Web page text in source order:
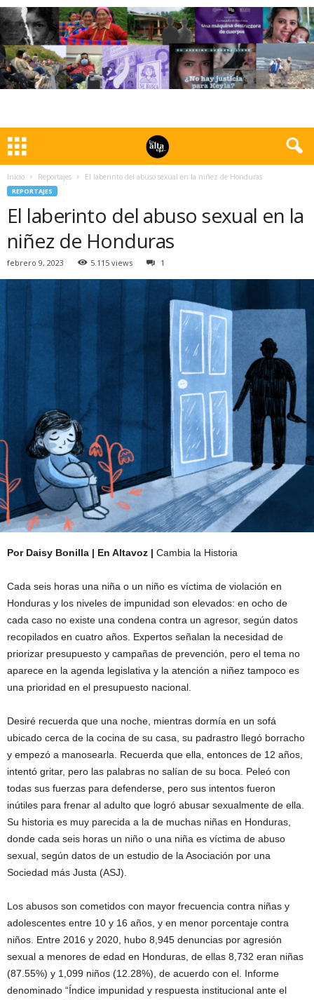
Inicio Reportajes El laberinto del abuso sexual en la niñez de Honduras
REPORTAJES
El laberinto del abuso sexual en la
niñez de Honduras
febrero 9, 2023 5.115 views 1
Por Daisy Bonilla | En Altavoz | Cambia la Historia
Cada seis horas una niña o un niño es víctima de violación en
Honduras y los niveles de impunidad son elevados: en ocho de
cada caso no existe una condena contra un agresor, según datos
recopilados en cuatro años. Expertos señalan la necesidad de
priorizar presupuesto y campañas de prevención, pero el tema no
aparece en la agenda legislativa y la atención a niñez tampoco es
una prioridad en el presupuesto nacional.
Desiré recuerda que una noche, mientras dormía en un sofá
ubicado cerca de la cocina de su casa, su padrastro llegó borracho
y empezó a manosearla. Recuerda que ella, entonces de 12 años,
intentó gritar, pero las palabras no salían de su boca. Peleó con
todas sus fuerzas para defenderse, pero sus intentos fueron
inútiles para frenar al adulto que logró abusar sexualmente de ella.
Su historia es muy parecida a la de muchas niñas en Honduras,
donde cada seis horas un niño o una niña es víctima de abuso
sexual, según datos de un estudio de la Asociación por una
Sociedad más Justa (ASJ).
Los abusos son cometidos con mayor frecuencia contra niñas y
adolescentes entre 10 y 16 años, y en menor porcentaje contra
niños. Entre 2016 y 2020, hubo 8,945 denuncias por agresión
sexual a menores de edad en Honduras, de ellas 8,732 eran niñas
(87.55%) y 1,099 niños (12.28%), de acuerdo con el. Informe
denominado “Índice impunidad y respuesta institucional ante el